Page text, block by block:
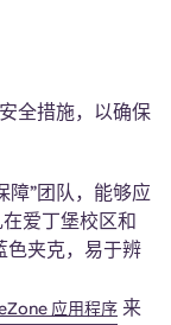
全措施，以确保
障”团队，能够应
爱丁堡校区和
色夹克，易于辨
应用程序 来